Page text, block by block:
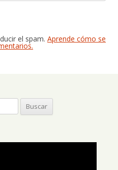
el spam. Aprende cómo se